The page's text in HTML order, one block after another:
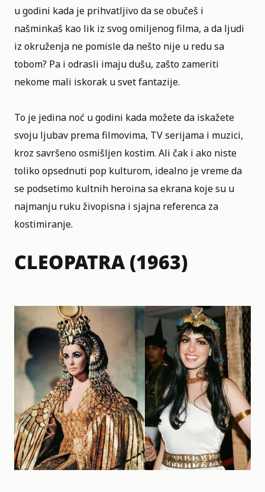
u godini kada je prihvatljivo da se obučeš i
našminkaš kao lik iz svog omiljenog filma, a da ljudi
iz okruženja ne pomisle da nešto nije u redu sa
tobom? Pa i odrasli imaju dušu, zašto zameriti
nekome mali iskorak u svet fantazije.
To je jedina noć u godini kada možete da iskažete
svoju ljubav prema filmovima, TV serijama i muzici,
kroz savršeno osmišljen kostim. Ali čak i ako niste
toliko opsednuti pop kulturom, idealno je vreme da
se podsetimo kultnih heroina sa ekrana koje su u
najmanju ruku živopisna i sjajna referenca za
kostimiranje.
CLEOPATRA (1963)